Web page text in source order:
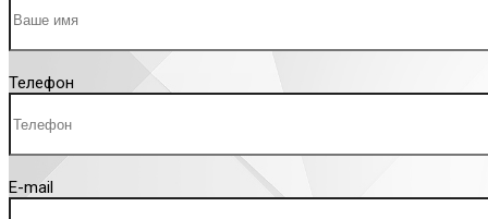
Телефон
E-mail